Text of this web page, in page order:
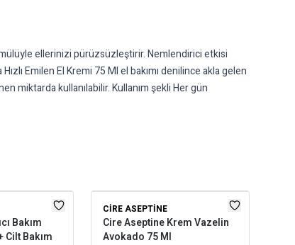
ellerinizi pürüzsüzleştirir. Nemlendirici etkisi
Emilen El Kremi 75 Ml el bakımı denilince akla gelen
miktarda kullanılabilir. Kullanım şekli Her gün
Bakım
Cilt Bakım
CIRE ASEPTINE
Cire Aseptine Krem Vazelin
Avokado 75 Ml